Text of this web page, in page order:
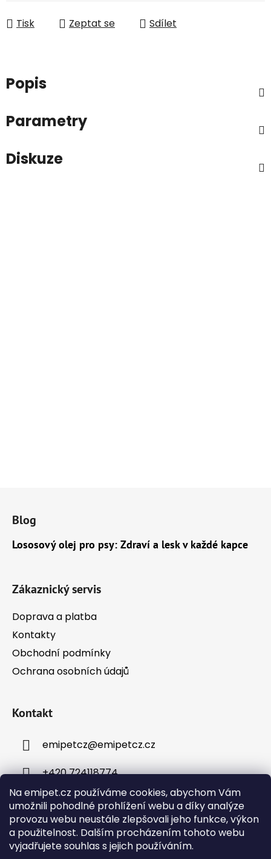
Na emipet.cz používáme cookies, abychom Vám
umožnili pohodlné prohlížení webu a díky analýze
provozu webu neustále zlepšovali jeho funkce, výkon
a použitelnost. Dalším procházením tohoto webu
vyjadřujete souhlas s jejich používáním.
Tisk Zeptat se Sdílet
Popis
Parametry
Diskuze
Blog
Lososový olej pro psy: Zdraví a lesk v každé kapce
Zákaznický servis
Doprava a platba
Kontakty
Obchodní podmínky
Ochrana osobních údajů
Kontakt
emipetcz@emipetcz.cz
+420 724118774
Instagram